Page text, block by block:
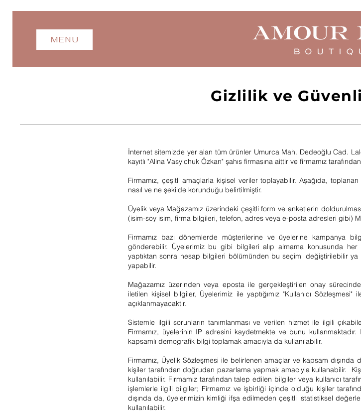
MENU
Gizlilik ve
İnternet sitemizde yer alan tüm ürünler Umurca Mah. Dedeoğlu Cad.
kayıtlı "Alina Vasylchuk Özkan" şahıs firmasına aittir ve firmamız
Firmamız, çeşitli amaçlarla kişisel veriler toplayabilir. Aşağıda,
nasıl ve ne şekilde korunduğu belirtilmiştir.
Üyelik veya Mağazamız üzerindeki çeşitli form ve anketlerin
(isim-soy isim, firma bilgileri, telefon, adres veya e-posta adresleri gibi)
Firmamız bazı dönemlerde müşterilerine ve üyelerine kampanya
gönderebilir. Üyelerimiz bu gibi bilgileri alıp almama konusunda
yaptıktan sonra hesap bilgileri bölümünden bu seçimi değiştirilebilir
yapabilir.
Mağazamız üzerinden veya eposta ile gerçekleştirilen onay
iletilen kişisel bilgiler, Üyelerimiz ile yaptığımız "Kullanıcı
açıklanmayacaktır.
Sistemle ilgili sorunların tanımlanması ve verilen hizmet ile ilgili
Firmamız, üyelerinin IP adresini kaydetmekte ve bunu
kapsamlı demografik bilgi toplamak amacıyla da kullanılabilir.
Firmamız, Üyelik Sözleşmesi ile belirlenen amaçlar ve kapsam
kişiler tarafından doğrudan pazarlama yapmak amacıyla kullanabilir.
kullanılabilir. Firmamız tarafından talep edilen bilgiler veya kullanıcı
işlemlerle ilgili bilgiler; Firmamız ve işbirliği içinde olduğu kişiler
dışında da, üyelerimizin kimliği ifşa edilmeden çeşitli istatistiksel
kullanılabilir.